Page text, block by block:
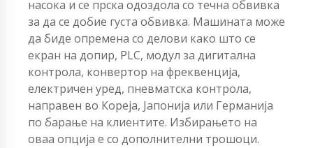
насока и се прска одоздола со течна обвивка
за да се добие густа обвивка. Машината може
да биде опремена со делови како што се
екран на допир, PLC, модул за дигитална
контрола, конвертор на фреквенција,
електричен уред, пневматска контрола,
направен во Кореја, Јапонија или Германија
по барање на клиентите. Избирањето на
оваа опција е со дополнителни трошоци.